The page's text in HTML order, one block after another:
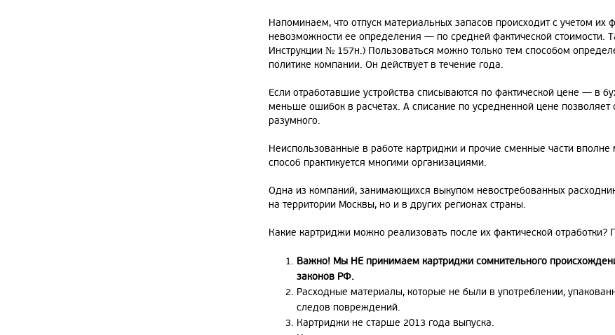
Напоминаем, что отпуск материальных запасов происходит с учетом их
невозможности ее определения — по средней фактической стоимости.
Инструкции № 157н.) Пользоваться можно только тем способом
политике компании. Он действует в течение года.
Если отработавшие устройства списываются по фактической цене — в
меньше ошибок в расчетах. А списание по усредненной цене позволяет
разумного.
Неиспользованные в работе картриджи и прочие сменные части вполне
способ практикуется многими организациями.
Одна из компаний, занимающихся выкупом невостребованных
на территории Москвы, но и в других регионах страны.
Какие картриджи можно реализовать после их фактической отработки?
Важно! Мы НЕ принимаем картриджи сомнительного
законов РФ.
Расходные материалы, которые не были в употреблении,
следов повреждений.
Картриджи не старше 2013 года выпуска.